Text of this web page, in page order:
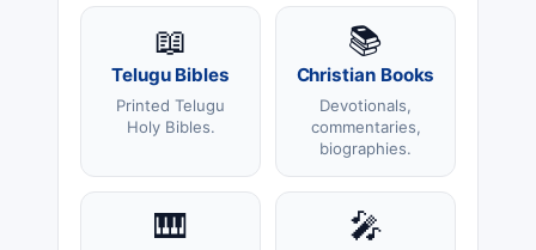
📖
Telugu Bibles
Printed Telugu
Holy Bibles.
📚
Christian Books
Devotionals,
commentaries,
biographies.
🎹 🎤